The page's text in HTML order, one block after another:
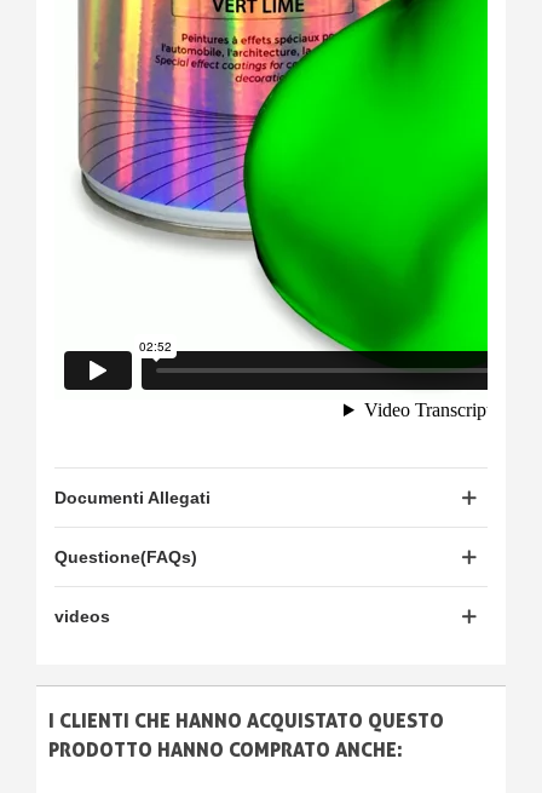
Documenti Allegati
Questione(FAQs)
videos
I CLIENTI CHE HANNO ACQUISTATO QUESTO
PRODOTTO HANNO COMPRATO ANCHE: